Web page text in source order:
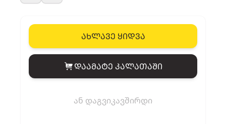
ახლავე ყიდვა
View cart
დაამატე კალათაში
ან დაგვიკავშირდი